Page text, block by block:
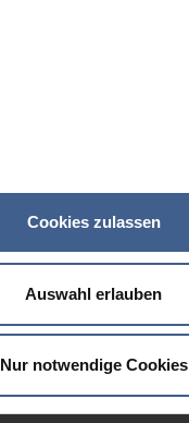
Cookies zulassen
Auswahl erlauben
Nur notwendige Cookies